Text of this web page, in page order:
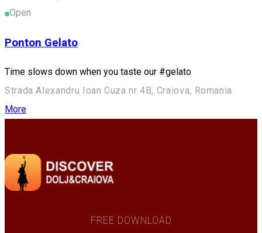
Open
Ponton Gelato
Time slows down when you taste our #gelato
Strada Alexandru Ioan Cuza nr 4B, Craiova, Romania
More
FREE DOWNLOAD